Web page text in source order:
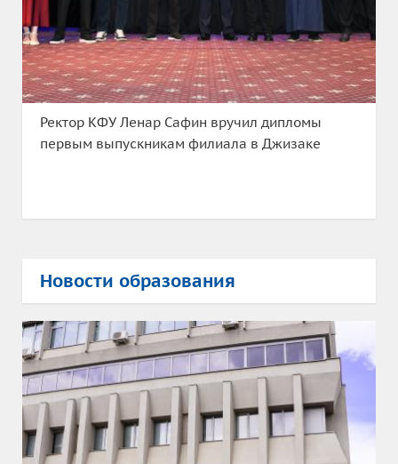
Ректор КФУ Ленар Сафин вручил дипломы
первым выпускникам филиала в Джизаке
Новости образования